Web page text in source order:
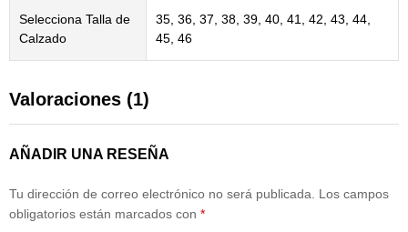
Selecciona Talla de
Calzado
35, 36, 37, 38, 39, 40, 41, 42, 43, 44,
45, 46
Valoraciones (1)
AÑADIR UNA RESEÑA
Tu dirección de correo electrónico no será publicada.
Los campos
obligatorios están marcados con *